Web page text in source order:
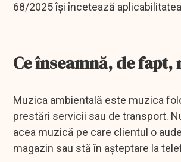
68/2025 își încetează
Ce înseamnă, de
Muzica ambientală este muzica
prestări servicii sau de transport.
acea muzică pe care clientul o
magazin sau stă în așteptare la